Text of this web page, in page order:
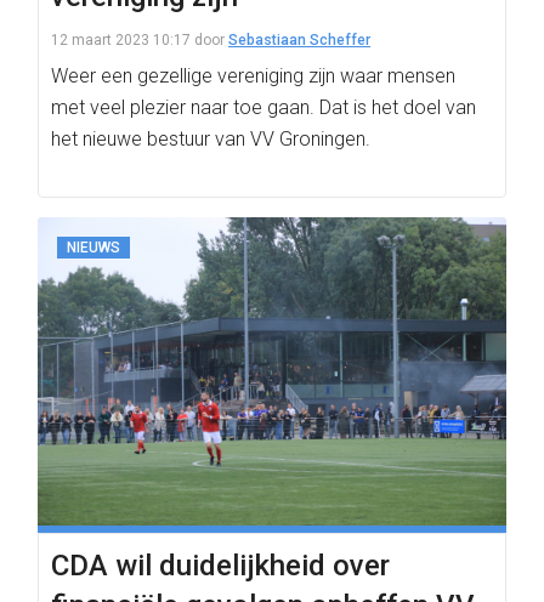
12 maart 2023 10:17 door Sebastiaan Scheffer
Weer een gezellige vereniging zijn waar mensen
met veel plezier naar toe gaan. Dat is het doel van
het nieuwe bestuur van VV Groningen.
NIEUWS
CDA wil duidelijkheid over